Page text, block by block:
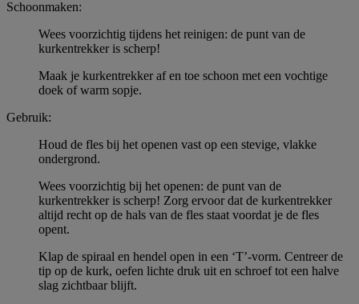
Schoonmaken:
Wees voorzichtig tijdens het reinigen: de punt van de
kurkentrekker is scherp!
Maak je kurkentrekker af en toe schoon met een vochtige
doek of warm sopje.
Gebruik:
Houd de fles bij het openen vast op een stevige, vlakke
ondergrond.
Wees voorzichtig bij het openen: de punt van de
kurkentrekker is scherp! Zorg ervoor dat de kurkentrekker
altijd recht op de hals van de fles staat voordat je de fles
opent.
Klap de spiraal en hendel open in een ‘T’-vorm. Centreer de
tip op de kurk, oefen lichte druk uit en schroef tot een halve
slag zichtbaar blijft.